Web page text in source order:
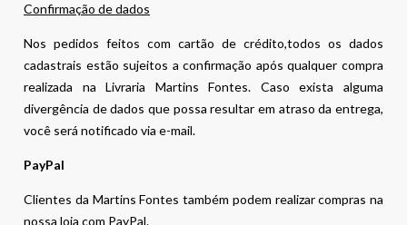
Confirmação de dados
Nos pedidos feitos com cartão de crédito,todos os dados
cadastrais estão sujeitos a confirmação após qualquer compra
realizada na Livraria Martins Fontes. Caso exista alguma
divergência de dados que possa resultar em atraso da entrega,
você será notificado via e-mail.
PayPal
Clientes da Martins Fontes também podem realizar compras na
nossa loja com PayPal.